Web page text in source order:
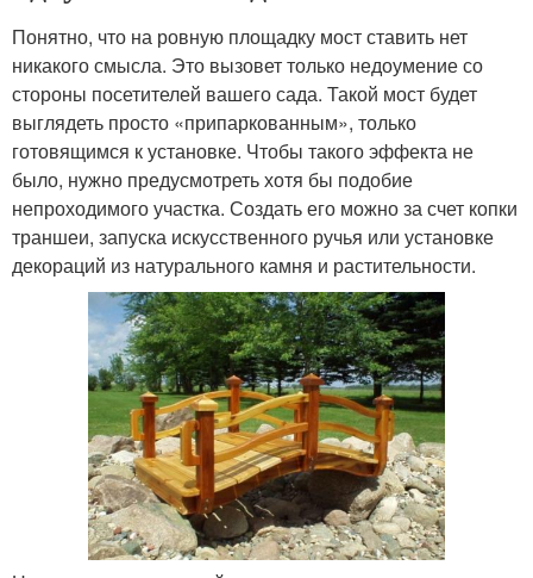
Понятно, что на ровную площадку мост ставить нет
никакого смысла. Это вызовет только недоумение со
стороны посетителей вашего сада. Такой мост будет
выглядеть просто «припаркованным», только
готовящимся к установке. Чтобы такого эффекта не
было, нужно предусмотреть хотя бы подобие
непроходимого участка. Создать его можно за счет копки
траншеи, запуска искусственного ручья или установке
декораций из натурального камня и растительности.